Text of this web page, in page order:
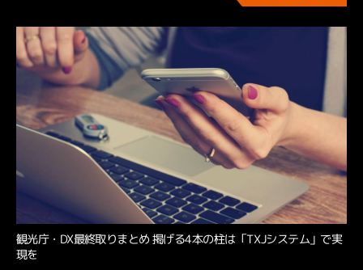
観光庁・DX最終取りまとめ 掲げる4本の柱は「TXJシステム」で実
現を